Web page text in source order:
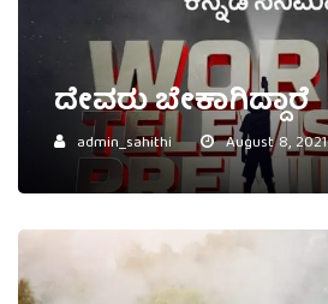
ದೇವರು ಬೇಕಾಗಿದ್ದಾರೆ
admin_sahithi August 8, 2021